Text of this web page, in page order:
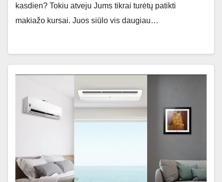
kasdien? Tokiu atveju Jums tikrai turėtų patikti
makiažo kursai. Juos siūlo vis daugiau…